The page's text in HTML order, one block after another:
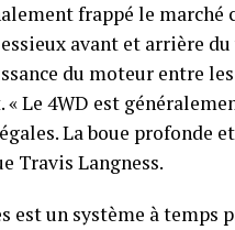
frappé le marché
avant et arrière
du moteur entre
Le 4WD est
La boue profonde
Travis Langness.
est un système à temps